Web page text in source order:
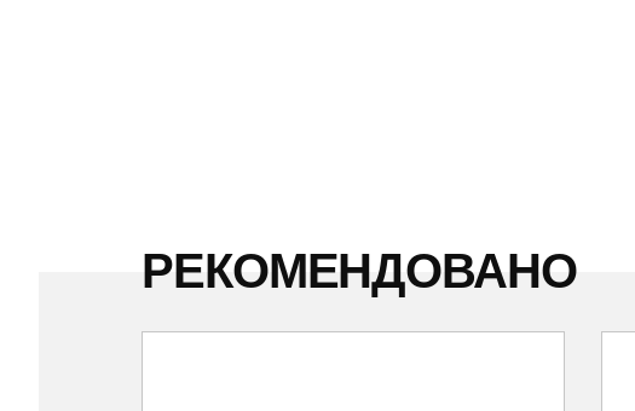
РЕКОМЕНДОВАНО